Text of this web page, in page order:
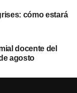
cómo estará
docente del
agosto